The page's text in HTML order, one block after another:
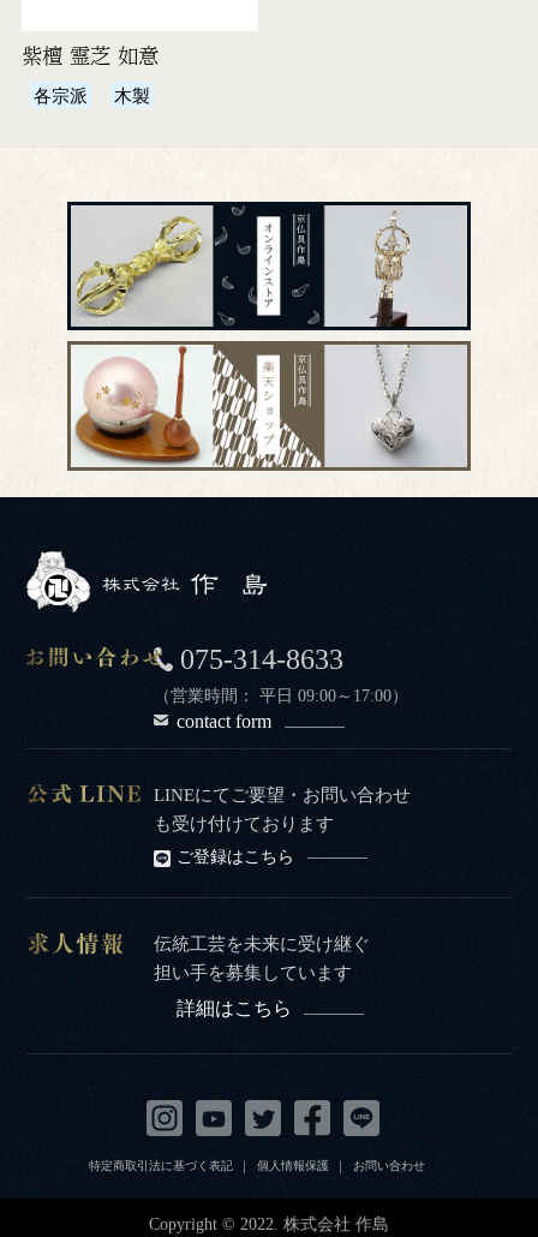
紫檀 霊芝 如意
各宗派 木製
075-314-8633
（営業時間： 平日 09:00～17:00）
contact form
LINEにてご要望・お問い合わせ
も受け付けております
ご登録はこちら
伝統工芸を未来に受け継ぐ
担い手を募集しています
詳細はこちら
特定商取引法に基づく表記 個人情報保護 お問い合わせ
Copyright © 2022. 株式会社 作島